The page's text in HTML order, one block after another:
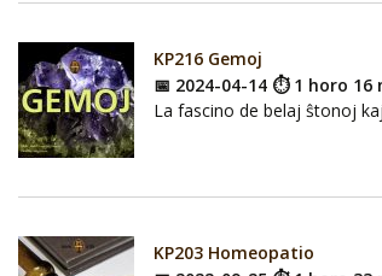
KP216 Gemoj
📅 2024-04-14 ⏱ 1 horo
La fascino de belaj ŝtonoj
KP203 Homeopatio